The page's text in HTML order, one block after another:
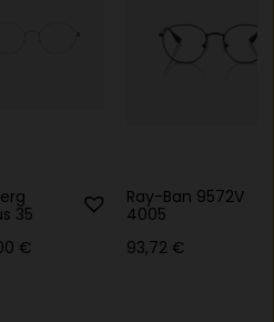
35
€
Ray-Ban 9572V
4005
93,72 €